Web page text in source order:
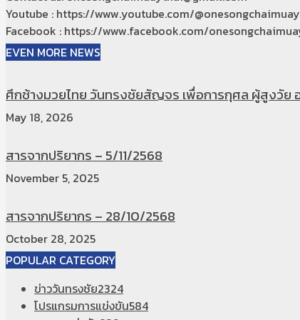
Youtube : https://www.youtube.com/
Facebook : https://www.facebook.com/
EVEN MORE NEWS
ศึกช้างมวยไทย วันทรงชัยสัญจร เพื่อการกุศล ผู้สูงวัย
May 18, 2026
สารจากปริยากร – 5/11/2568
November 5, 2025
สารจากปริยากร – 28/10/2568
October 28, 2025
POPULAR CATEGORY
ข่าววันทรงชัย2324
โปรแกรมการแข่งขัน584